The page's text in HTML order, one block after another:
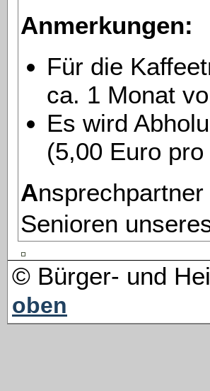
Anmerkungen:
Für die
ca. 1 Monat
Es wird
(5,00 Euro
Ansprechpartner ist die Arbeitsgruppe
Senioren
© Bürger- und
oben